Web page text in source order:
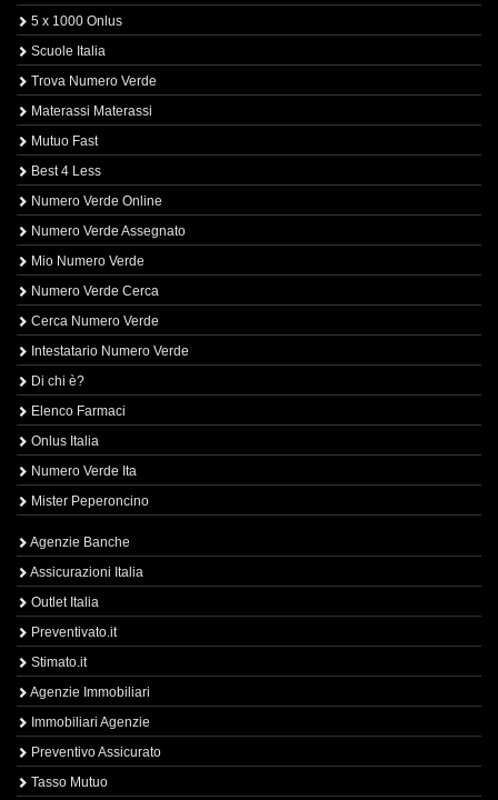
5 x 1000 Onlus
Scuole Italia
Trova Numero Verde
Materassi Materassi
Mutuo Fast
Best 4 Less
Numero Verde Online
Numero Verde Assegnato
Mio Numero Verde
Numero Verde Cerca
Cerca Numero Verde
Intestatario Numero Verde
Di chi è?
Elenco Farmaci
Onlus Italia
Numero Verde Ita
Mister Peperoncino
Agenzie Banche
Assicurazioni Italia
Outlet Italia
Preventivato.it
Stimato.it
Agenzie Immobiliari
Immobiliari Agenzie
Preventivo Assicurato
Tasso Mutuo